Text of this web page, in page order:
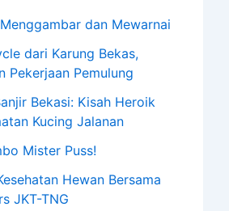
dan Mewarnai
dari Karung Bekas,
Pekerjaan Pemulung
Bekasi: Kisah Heroik
Kucing Jalanan
Mister Puss!
Hewan Bersama
JKT-TNG